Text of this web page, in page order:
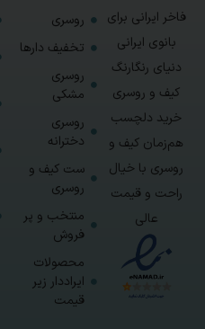
فاخر ایرانی برای
بانوی ایرانی
دنیای رنگارنگ
کیف و روسری
خرید دلچسب
هم‌زمان کیف و
روسری با خیال
راحت و قیمت
عالی
روسری
تخفیف دارها
روسری
مشکی
روسری
دخترانه
ست کیف و
روسری
منتخب و پر
فروش
محصولات
ایراددار زیر
قیمت